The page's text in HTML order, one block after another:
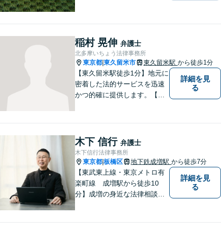
律相談・打ち合わせに力を入
れています。【万全のコロナ
対策】お気軽にご相談くださ
い。
稲村 晃伸 弁護士
北多摩いちょう法律事務所
東京都 東久留米市 東久留米駅 から徒歩1分
【東久留米駅徒歩1分】地元に
密着した法的サービスを迅速
かつ的確に提供します。【当
納得のいく解決を目指して、
全力を尽くします。【法テラ
ス利用可能】
詳細を見
る
木下 信行 弁護士
木下信行法律事務所
東京都 板橋区 地下鉄成増駅 から徒歩7分
【東武東上線・東京メトロ有
楽町線 成増駅から徒歩10
分】成増の身近な法律相談所
詳細を見
る